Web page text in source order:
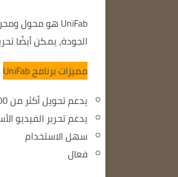
UniFab هو محول ومحرر فيديو كامل.
الجودة، يمكن أيضًا
مميزات برنامجUniFab
يدعم تحويل أكثر من 1000 تنسيق فيديو.
يدعم تحرير الفيديو
سهل الاستخدام
فعال